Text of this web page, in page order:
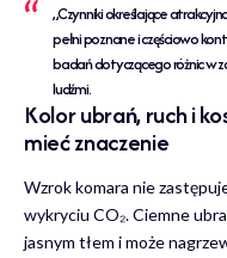
„Czynniki określające
pełni poznane i częściowo
badań dotyczącego różnic w
ludźmi.
Kolor ubrań, ruch i
mieć znaczenie
Wzrok komara nie
wykryciu CO₂. Ciemne
jasnym tłem i może